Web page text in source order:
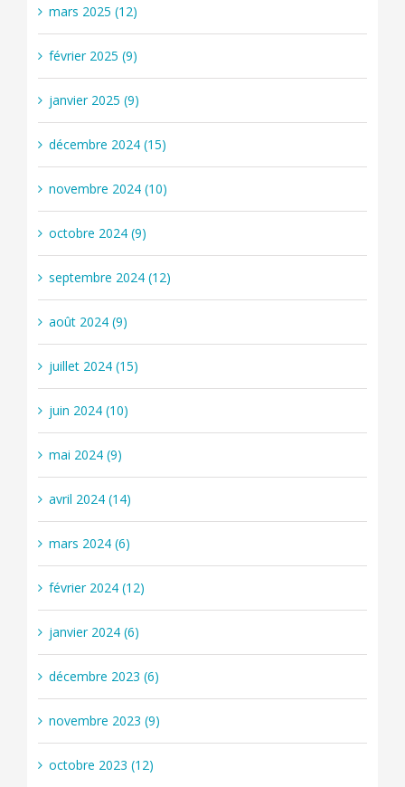
mars 2025 (12)
février 2025 (9)
janvier 2025 (9)
décembre 2024 (15)
novembre 2024 (10)
octobre 2024 (9)
septembre 2024 (12)
août 2024 (9)
juillet 2024 (15)
juin 2024 (10)
mai 2024 (9)
avril 2024 (14)
mars 2024 (6)
février 2024 (12)
janvier 2024 (6)
décembre 2023 (6)
novembre 2023 (9)
octobre 2023 (12)